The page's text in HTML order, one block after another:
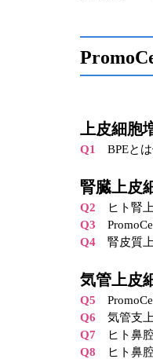
上皮細胞
Q1 BPEとは
腎臓上皮
Q2 ヒト腎上
Q3
Q4 腎皮質上
気管上皮
Q5
Q6 気管支上
Q7 ヒト鼻腔
Q8 ヒト鼻腔